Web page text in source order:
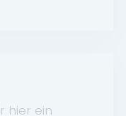
hier ein